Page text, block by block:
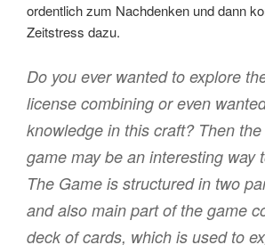
ordentlich zum Nachdenken und dann
Zeitstress dazu.
Do you ever wanted to explore
license combining or even
knowledge in this craft? Then
game may be an interesting way
The Game is structured in two
and also main part of the game
deck of cards, which is used to